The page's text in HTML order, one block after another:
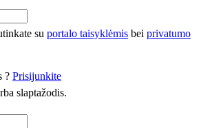
su portalo taisyklėmis bei privatumo
? Prisijunkite
slaptažodis.